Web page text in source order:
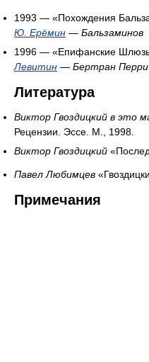
1993 — «Похождения
Ю. Ерёмин — Бальзаминов
1996 — «Епифанские
Левитин — Бертран Перри
Литература
Виктор Гвоздицкий в это
Рецензии. Эссе. М., 1998.
Виктор Гвоздицкий
Павел Любимцев
Примечания